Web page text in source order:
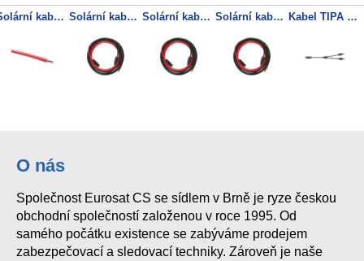
Solární kabel 6mm2, 1500V, červený Solární kabel 4mm2, červený+černý s konektory MC4, 10m Solární kabel 6mm2, červený+černý s konektory MC4, 10m Solární kabel 4mm2, červený+černý s konektory MC4, 5m Kabel TIPA MC4 rozbočení 1x konektor/ 2x zdířka 30cm
O nás
Společnost Eurosat CS se sídlem v Brně je ryze českou
obchodní společností založenou v roce 1995. Od
samého počátku existence se zabýváme prodejem
zabezpečovací a sledovací techniky. Zároveň je naše